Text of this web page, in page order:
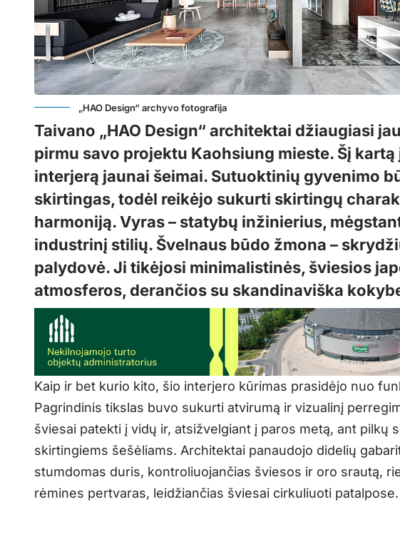
„HAO Design“ archyvo fotografija
Taivano „HAO Design“ architektai džiaugiasi
pirmu savo projektu Kaohsiung mieste. Šį kartą
interjerą jaunai šeimai. Sutuoktinių gyvenimo
skirtingas, todėl reikėjo sukurti skirtingų
harmoniją. Vyras – statybų inžinierius,
industrinį stilių. Švelnaus būdo žmona –
palydovė. Ji tikėjosi minimalistinės, šviesios
atmosferos, derančios su skandinaviška
Kaip ir bet kurio kito, šio interjero kūrimas prasidėjo nuo
Pagrindinis tikslas buvo sukurti atvirumą ir vizualinį
šviesai patekti į vidų ir, atsižvelgiant į paros metą, ant pilkų
skirtingiems šešėliams. Architektai panaudojo didelių
stumdomas duris, kontroliuojančias šviesos ir oro srautą,
rėmines pertvaras, leidžiančias šviesai cirkuliuoti patalpose.